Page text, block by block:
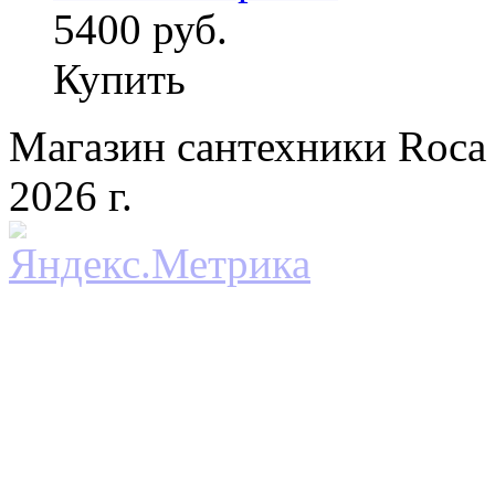
5400 руб.
Купить
Магазин сантехники
2026 г.